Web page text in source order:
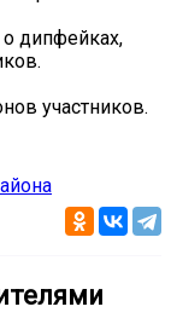
дипфейках,
участников.